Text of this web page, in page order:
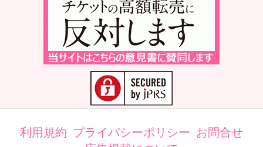
利用規約 プライバシーポリシー お問合せ